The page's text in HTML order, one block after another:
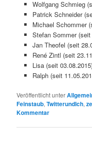
Wolfgang Schmieg
Patrick Schneider
Michael Schommer
Stefan Sommer
Jan Theofel (seit
René Zintl (seit
Lisa (seit
Ralph (seit
Veröffentlicht unter
Feinstaub,TwitterundIch,
Kommentar